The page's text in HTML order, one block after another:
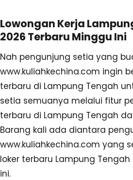
Lowongan Kerja
2026 Terbaru Minggu Ini
Nah pengunjung setia yang
www.kuliahkechina.com ingin
terbaru di Lampung Tengah
setia semuanya melalui fitur
terbaru di Lampung Tengah
Barang kali ada diantara
www.kuliahkechina.com yang
loker terbaru Lampung
ini.